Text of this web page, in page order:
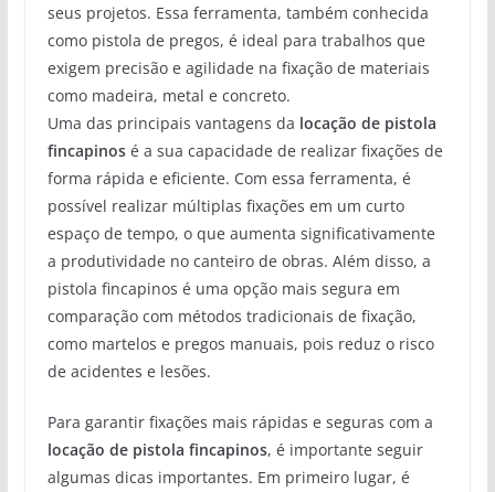
seus projetos. Essa ferramenta, também conhecida
como pistola de pregos, é ideal para trabalhos que
exigem precisão e agilidade na fixação de materiais
como madeira, metal e concreto.
Uma das principais vantagens da locação de pistola
fincapinosé a sua capacidade de realizar fixações de
forma rápida e eficiente. Com essa ferramenta, é
possível realizar múltiplas fixações em um curto
espaço de tempo, o que aumenta significativamente
a produtividade no canteiro de obras. Além disso, a
pistola fincapinos é uma opção mais segura em
comparação com métodos tradicionais de fixação,
como martelos e pregos manuais, pois reduz o risco
de acidentes e lesões.
Para garantir fixações mais rápidas e seguras com a
locação de pistola fincapinos, é importante seguir
algumas dicas importantes. Em primeiro lugar, é